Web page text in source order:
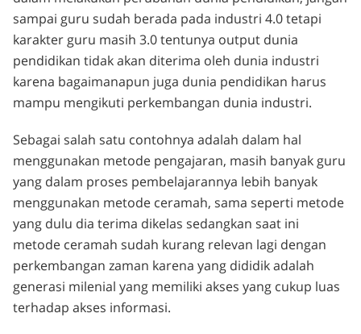
sampai guru sudah berada pada industri 4.0 tetapi
karakter guru masih 3.0 tentunya output dunia
pendidikan tidak akan diterima oleh dunia industri
karena bagaimanapun juga dunia pendidikan harus
mampu mengikuti perkembangan dunia industri.
Sebagai salah satu contohnya adalah dalam hal
menggunakan metode pengajaran, masih banyak guru
yang dalam proses pembelajarannya lebih banyak
menggunakan metode ceramah, sama seperti metode
yang dulu dia terima dikelas sedangkan saat ini
metode ceramah sudah kurang relevan lagi dengan
perkembangan zaman karena yang dididik adalah
generasi milenial yang memiliki akses yang cukup luas
terhadap akses informasi.